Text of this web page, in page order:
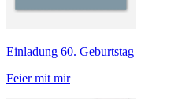
Einladung 60. Geburtstag
Feier mit mir